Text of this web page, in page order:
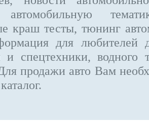
краш тесты, тюнинг
для любителей
и спецтехники, водного
продажи авто Вам